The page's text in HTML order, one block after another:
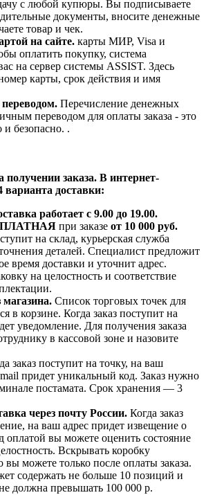
с любой купюры. Вы подписываете
документы, вносите денежные
товар и чек.
на сайте. карты МИР, Visa и
оплатить покупку, система
на сервер системы ASSIST. Здесь
карты, срок действия и имя
Перечисление денежных
переводом для оплаты заказа - это
и безопасно. .
получении заказа. В интернет-
варианта доставки:
работает с 9.00 до 19.00.
при заказе от 10 000 руб.
на склад, курьерская служба
деталей. Специалист предложит
время доставки и уточнит адрес.
на целостность и соответствие
Список торговых точек для
в корзине. Когда заказ поступит на
уведомление. Для получения заказа
в кассовой зоне и назовите
заказ поступит на точку, на ваш
придет уникальный код. Заказ нужно
постамата. Срок хранения — 3
через почту России. Когда заказ
на ваш адрес придет извещение о
оплатой вы можете оценить состояние
Вскрывать коробку
вы можете только после оплаты заказа.
содержать не больше 10 позиций и
должна превышать 100 000 р.